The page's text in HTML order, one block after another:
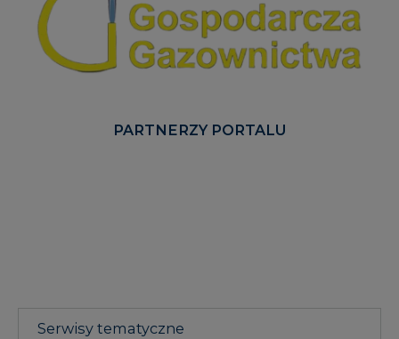
PARTNERZY PORTALU
Serwisy tematyczne